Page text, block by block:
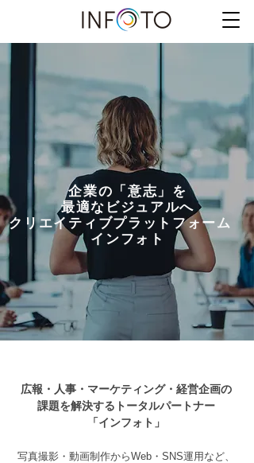
企業の「意志」を
最適なビジュアルへ
​クリエイティブプラットフォーム
インフォト
広報・人事・マーケティング・経営企画の
課題を解決するトータルパートナー
「インフォト」
写真撮影・動画制作からWeb・SNS運用など、